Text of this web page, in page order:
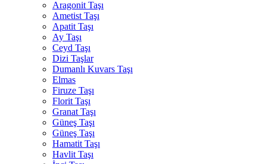
Aragonit Taşı
Ametist Taşı
Apatit Taşı
Ay Taşı
Ceyd Taşı
Dizi Taşlar
Dumanlı Kuvars Taşı
Elmas
Firuze Taşı
Florit Taşı
Granat Taşı
Güneş Taşı
Güneş Taşı
Hamatit Taşı
Havlit Taşı